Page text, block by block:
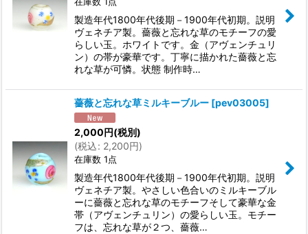
製造年代1800年代後期－1900年代初期。説明
ヴェネチア製。薔薇と忘れな草のモチーフの愛
らしい玉。ホワイトです。金（アヴェンチュリ
ン）の帯が豪華です。丁寧に描かれた薔薇と忘
れな草が可憐。状態 制作時…
薔薇と忘れな草ミルキーブルー [pev03005]
2,000円(税別)
(税込: 2,200円)
在庫数 1点
製造年代1800年代後期－1900年代初期。説明
ヴェネチア製。やさしい色合いのミルキーブル
ーに薔薇と忘れな草のモチーフそして豪華な金
帯（アヴェンチュリン）の愛らしい玉。モチー
フは、忘れな草が２つ、薔薇…